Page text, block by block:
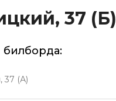
37 (Б)
37 (А)